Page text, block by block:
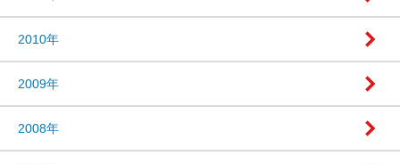
2010年
2009年
2008年